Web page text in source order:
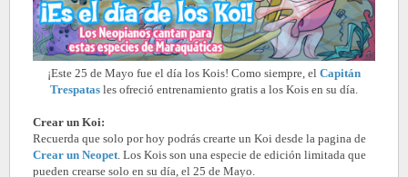
¡Este 25 de Mayo fue el día los Kois! Como siempre, el Capitán
Trespatas les ofreció entrenamiento gratis a los Kois en su día.
Crear un Koi:
Recuerda que solo por hoy podrás crearte un Koi desde la pagina de
Crear un Neopet . Los Kois son una especie de edición limitada que
pueden crearse solo en su día, el 25 de Mayo.